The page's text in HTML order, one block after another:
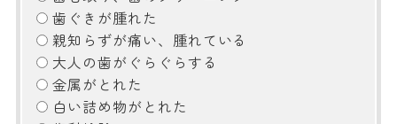
歯ぐきが腫れた
親知らずが痛い、腫れている
大人の歯がぐらぐらする
金属がとれた
白い詰め物がとれた